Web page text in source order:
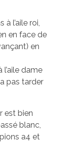
l’aile roi,
en face de
en
l’aile dame
pas tarder
est bien
blanc,
a4 et